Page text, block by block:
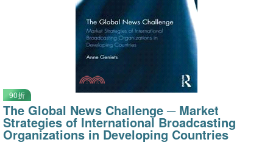
90折
The Global News Challenge ─ Market
Strategies of International Broadcasting
Organizations in Developing Countries